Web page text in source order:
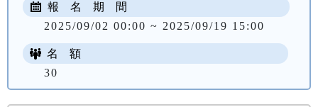
報 名 期 間
2025/09/02 00:00 ~ 2025/09/19 15:00
名 額
30